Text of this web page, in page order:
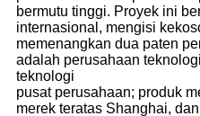
bermutu tinggi. Proyek ini
internasional, mengisi
memenangkan dua paten
adalah perusahaan
teknologi
pusat perusahaan; produk
merek teratas Shanghai,